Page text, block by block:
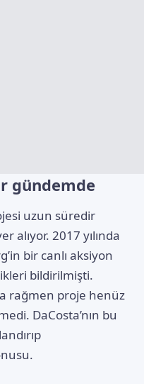
gündemde
uzun süredir
alıyor. 2017 yılında
bir canlı aksiyon
bildirilmişti.
rağmen proje henüz
DaCosta’nın bu